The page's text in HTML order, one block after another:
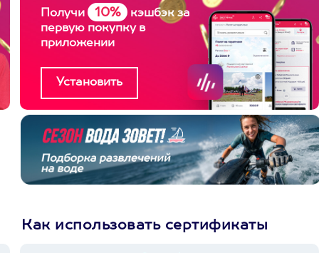
Получи 10%
кэшбэк за
первую покупку в
приложении
Как использовать сертификаты